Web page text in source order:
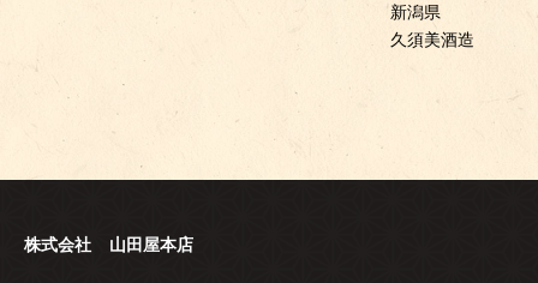
新潟県
久須美酒造
株式会社 山田屋本店